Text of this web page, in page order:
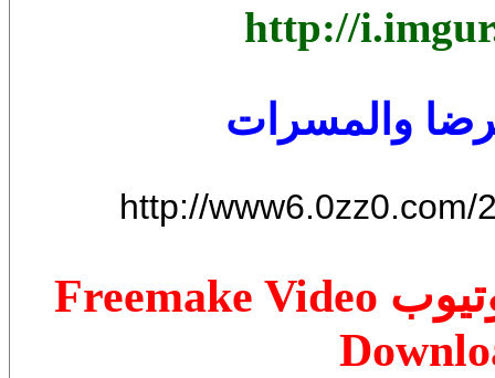
http://
والمسرات
http://
برنامج تحميل الفيديو من اليوتيوب Freemake Video